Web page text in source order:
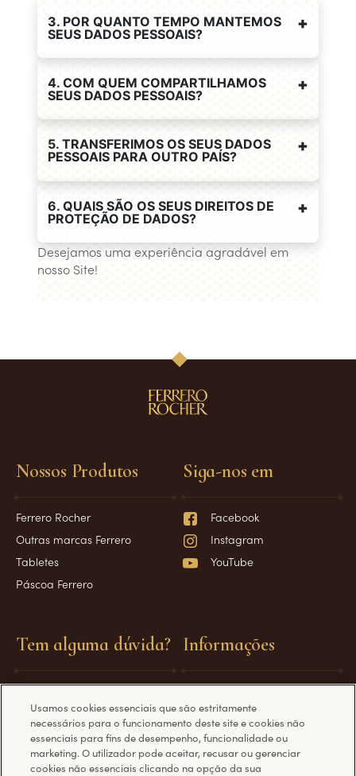
3. POR QUANTO TEMPO MANTEMOS
SEUS DADOS PESSOAIS?
4. COM QUEM COMPARTILHAMOS
SEUS DADOS PESSOAIS?
5. TRANSFERIMOS OS SEUS DADOS
PESSOAIS PARA OUTRO PAÍS?
6. QUAIS SÃO OS SEUS DIREITOS DE
PROTEÇÃO DE DADOS?
Desejamos uma experiência agradável em
nosso Site!
Nossos Produtos
Ferrero Rocher
Outras marcas Ferrero
Tabletes
Páscoa Ferrero
Tem alguma dúvida?
Perguntas Frequentes
Fale Conosco
Informações
Requisitos técnicos
Política de Privacidade
Política de Cookies
Siga-nos em
Facebook
Instagram
YouTube
Usamos cookies essenciais que são estritamente
necessários para o funcionamento deste site e cookies não
essenciais para fins de desempenho, funcionalidade ou
marketing. O utilizador pode aceitar, recusar ou gerenciar
cookies não essenciais clicando na opção da sua